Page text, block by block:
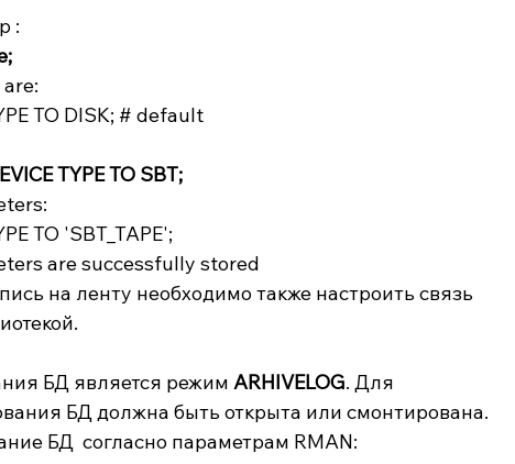
:
TO DISK; # default
TYPE TO SBT;
TO 'SBT_TAPE';
are successfully stored
на ленту необходимо также настроить связь
БД является режим ARHIVELOG. Для
БД должна быть открыта или смонтирована.
БД  согласно параметрам RMAN: